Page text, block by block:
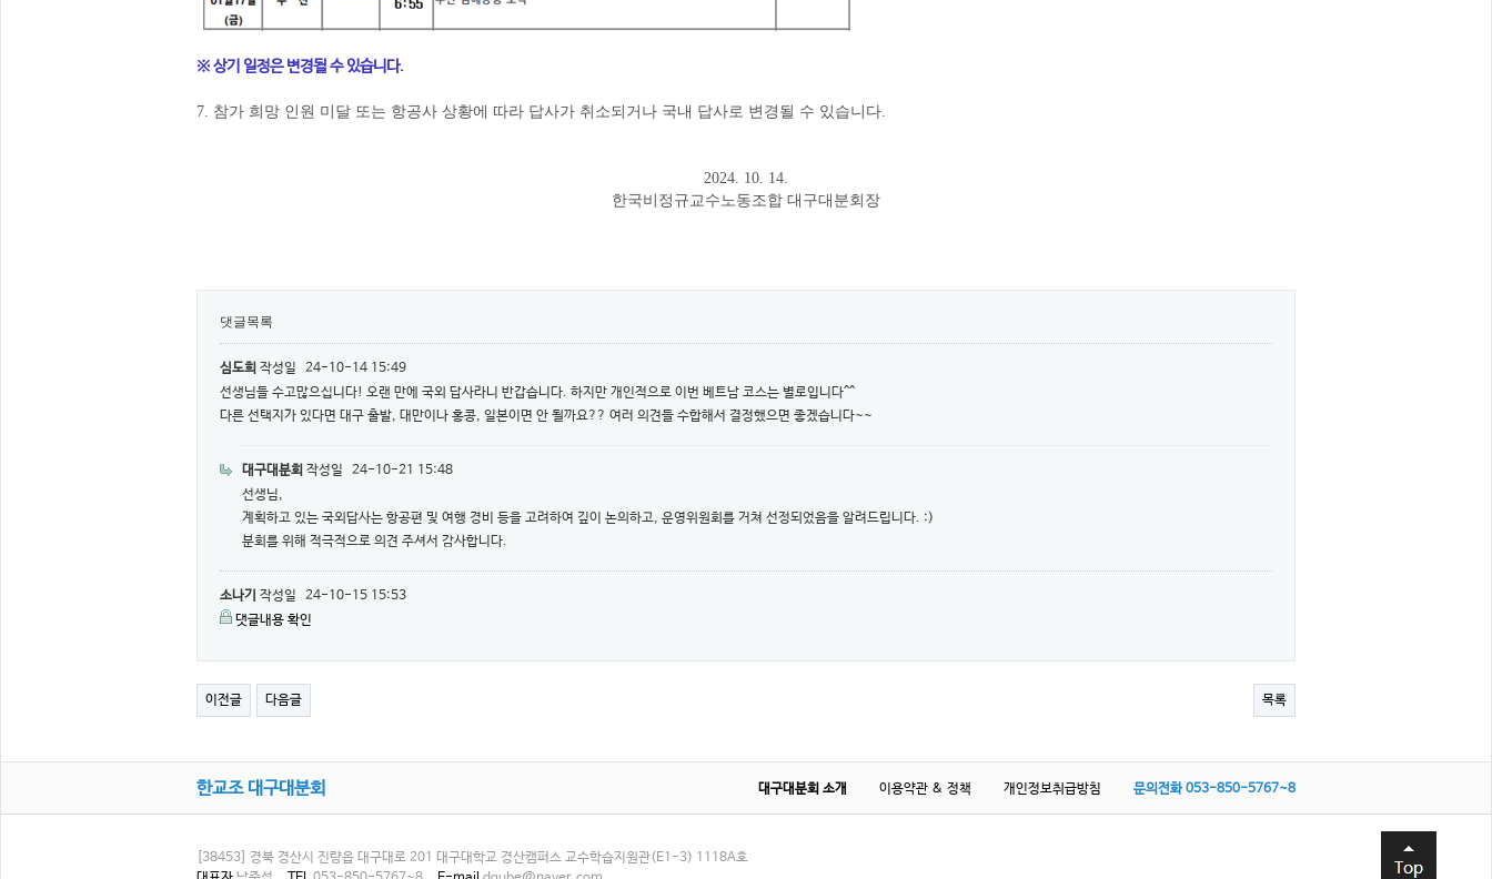
※ 상기 일정은 변경될 수 있습니다.
7. 참가 희망 인원 미달 또는 항공사 상황에 따라 답사가 취소되거나 국내 답사로 변경될 수 있습니다.
2024. 10. 14.
한국비정규교수노동조합 대구대분회장
댓글목록
심도희 작성일
24-10-14 15:49
선생님들 수고많으십니다! 오랜 만에 국외 답사라니 반갑습니다. 하지만 개인적으로 이번 베트남 코스는 별로입니다^^
다른 선택지가 있다면 대구 출발, 대만이나 홍콩, 일본이면 안 될까요?? 여러 의견들 수합해서 결정했으면 좋겠습니다~~
대구대분회 작성일
24-10-21 15:48
선생님,
계획하고 있는 국외답사는 항공편 및 여행 경비 등을 고려하여 깊이 논의하고, 운영위원회를 거쳐 선정되었음을 알려드립니다. :)
분회를 위해 적극적으로 의견 주셔서 감사합니다.
소나기 작성일
24-10-15 15:53
댓글내용 확인
이전글 다음글 목록
한교조 대구대분회 대구대분회 소개 이용약관 & 정책 개인정보취급방침 문의전화053-850-5767~8
[38453] 경북 경산시 진량읍 대구대로 201 대구대학교 경산캠퍼스 교수학습지원관(E1-3) 1118A호